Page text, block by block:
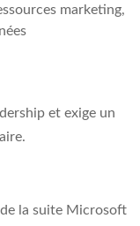
marketing,
et exige un
la suite Microsoft